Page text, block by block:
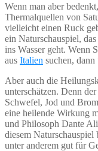
Wenn man aber
Thermalquellen von
vielleicht einen Ruck
ein Naturschauspiel,
ins Wasser geht. Wenn
aus Italien suchen,
Aber auch die
unterschätzen. Denn
Schwefel, Jod und
eine heilende Wirkung
und Philosoph Dante
diesem Naturschauspiel
unter anderem gut für